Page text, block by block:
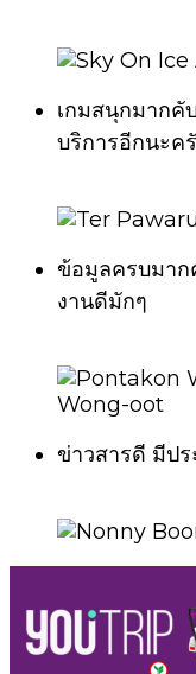
เกมสนุกมากคั
บริการอีกนะค
ข้อมูลครบมาก
งานดีมักๆ
Wong-oot
ข่าวสารดี มีป